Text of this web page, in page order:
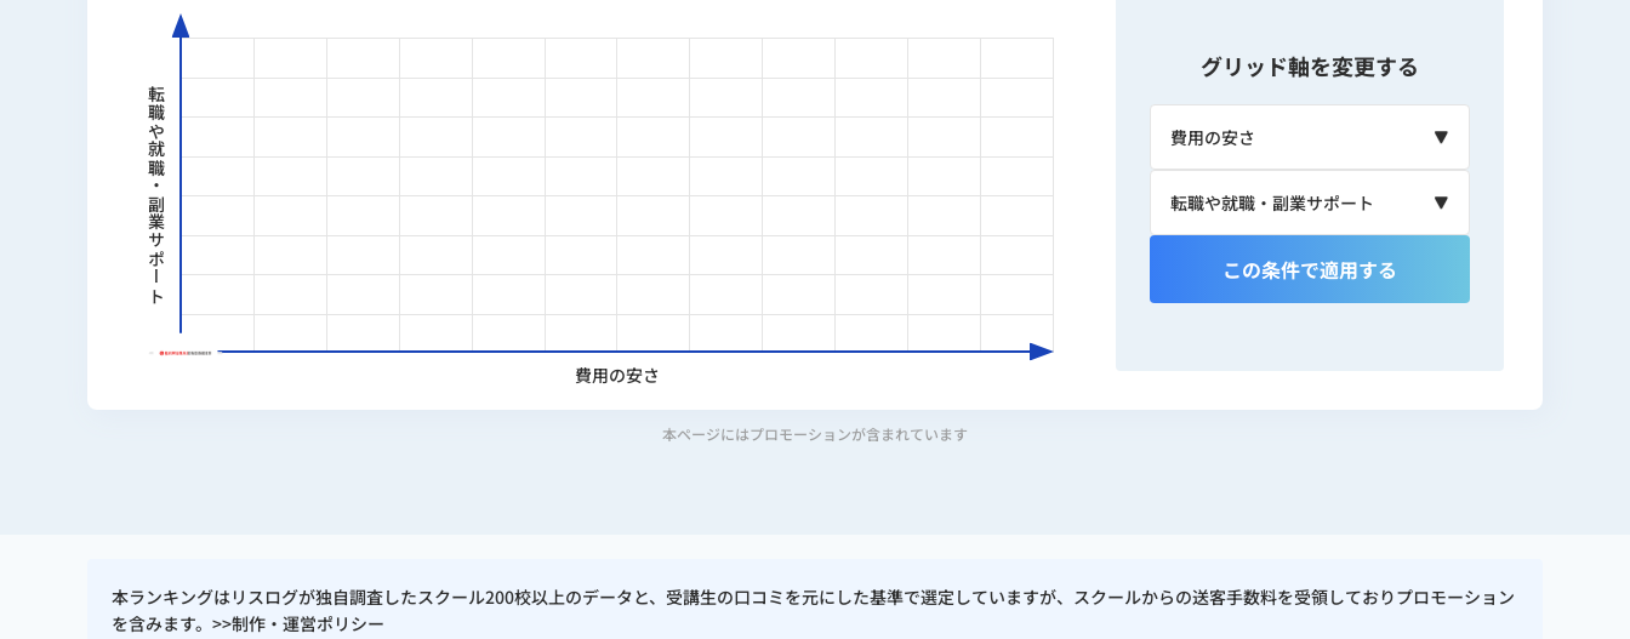
を実現。現在はバイブコーディングでマイクロSaaSのMVP構築中（特許出願準備中）。
2016年｜スマートキャンプ株式会社 メディア事業部 ビジネス統括
2022年｜ステップ・アラウンド株式会社 執行役員CMO
2025年｜reslog株式会社 代表取締役
2026年〜｜個人開発者・マイクロSaaS開発中（MVP構築・特許出願準備中）
事業計画（CF/PL/スライド）・市場調査の作業時間を
転職や就職・副業サポート
費用の安さ
グリッド軸を変更する
この条件で適用する
本ページにはプロモーションが含まれています
本ランキングはリスログが独自調査したスクール200校以上のデータと、受講生の口コミを元にした基準で選定していますが、スクールからの送客手数料を受領しておりプロモーション
を含みます。>>制作・運営ポリシー